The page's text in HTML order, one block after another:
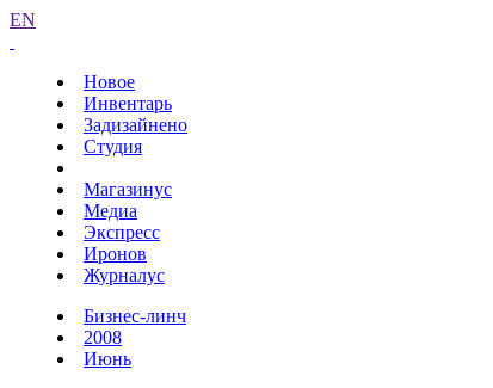
EN
Новое
Инвентарь
Задизайнено
Студия
Магазинус
Медиа
Экспресс
Иронов
Журналус
Бизнес-линч
2008
Июнь